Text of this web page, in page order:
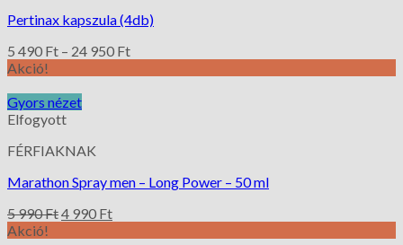
Pertinax kapszula (4db)
5 490 Ft – 24 950 Ft
Akció!
Gyors nézet
Elfogyott
FÉRFIAKNAK
Marathon Spray men – Long Power – 50 ml
5 990Ft4 990 Ft
Akció!